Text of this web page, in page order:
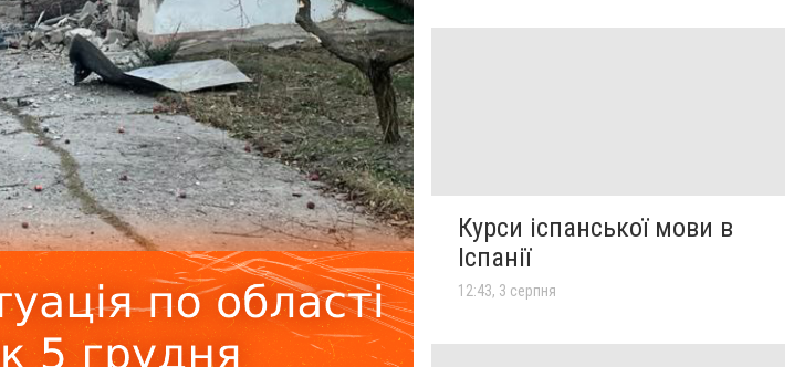
Курси іспанської мови в
Іспанії
12:43, 3 серпня